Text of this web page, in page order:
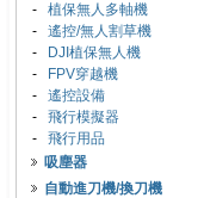
- 植保無人多軸機
- 遙控/無人割草機
-
DJI植保無人機
-
FPV穿越機
- 遙控設備
- 飛行模擬器
- 飛行用品
吸塵器
自動進刀機/換刀機